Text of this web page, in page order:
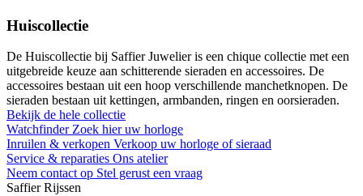
Huiscollectie
De Huiscollectie bij Saffier Juwelier is een chique collectie met een
uitgebreide keuze aan schitterende sieraden en accessoires. De
accessoires bestaan uit een hoop verschillende manchetknopen. De
sieraden bestaan uit kettingen, armbanden, ringen en oorsieraden.
Bekijk de hele collectie
Watchfinder Zoek hier uw horloge
Inruilen & verkopen Verkoop uw horloge of sieraad
Service & reparaties Ons atelier
Neem contact op Stel gerust een vraag
Saffier Rijssen